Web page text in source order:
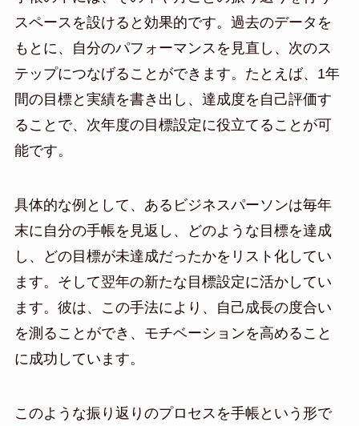
スペースを設けると効果的です。過去のデータを
もとに、自分のパフォーマンスを見直し、次のス
テップにつなげることができます。たとえば、1年
間の目標と実績を書き出し、達成度を自己評価す
ることで、次年度の目標設定に役立てることが可
能です。
具体的な例として、あるビジネスパーソンは毎年
末に自分の手帳を見返し、どのような目標を達成
し、どの目標が未達成だったかをリスト化してい
ます。そして翌年の新たな目標設定に活かしてい
ます。彼は、この手法により、自己成長の度合い
を測ることができ、モチベーションを高めること
に成功しています。
このような振り返りのプロセスを手帳という形で